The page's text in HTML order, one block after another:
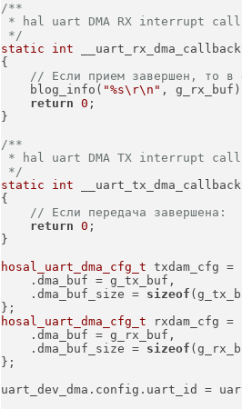
/**
* hal uart DMA RX interrupt
*/
static
int
{
// Если прием завершен, то в
    blog_info(
"%s\r\n" ,
return 0 ;
}
/**
* hal uart DMA TX interrupt
*/
static
int
{
// Если передача завершена:
return 0 ;
}
hosal_uart_dma_cfg_t txdam_cfg =
    .dma_buf = g_tx_buf,
    .dma_buf_size =
sizeof
};
hosal_uart_dma_cfg_t rxdam_cfg =
    .dma_buf = g_rx_buf,
    .dma_buf_size =
sizeof
};
uart_dev_dma.config.uart_id =